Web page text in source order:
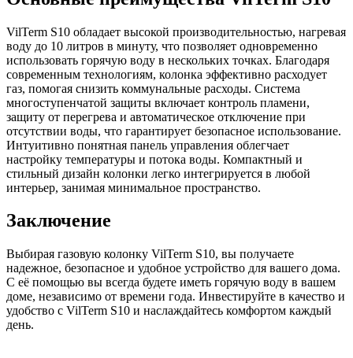
VilTerm S10 обладает высокой производительностью, нагревая
воду до 10 литров в минуту, что позволяет одновременно
использовать горячую воду в нескольких точках. Благодаря
современным технологиям, колонка эффективно расходует
газ, помогая снизить коммунальные расходы. Система
многоступенчатой защиты включает контроль пламени,
защиту от перегрева и автоматическое отключение при
отсутствии воды, что гарантирует безопасное использование.
Интуитивно понятная панель управления облегчает
настройку температуры и потока воды. Компактный и
стильный дизайн колонки легко интегрируется в любой
интерьер, занимая минимальное пространство.
Заключение
Выбирая газовую колонку VilTerm S10, вы получаете
надежное, безопасное и удобное устройство для вашего дома.
С её помощью вы всегда будете иметь горячую воду в вашем
доме, независимо от времени года. Инвестируйте в качество и
удобство с VilTerm S10 и наслаждайтесь комфортом каждый
день.